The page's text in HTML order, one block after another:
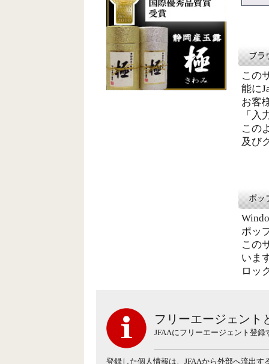
この
能に
お客
「
この
及び
ポッ
この
いま
ロッ
フリーエージェント
JFAAにフリーエージェント登
登録した個人情報は、JFAAから外部へ流出